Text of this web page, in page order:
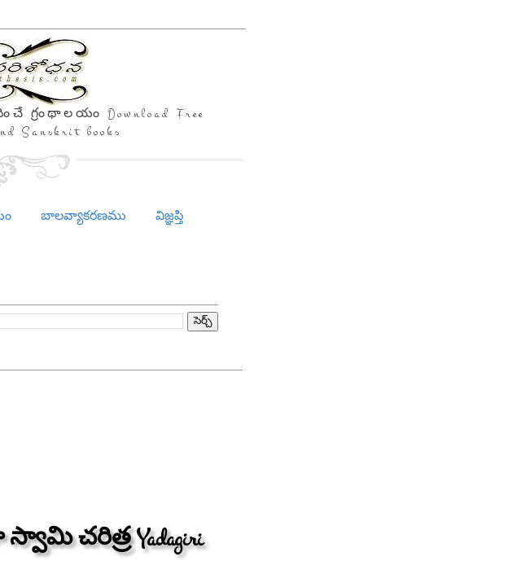
గ్రంథాలయం Download Free
Sanskrit books
బాలవ్యాకరణము విజ్ఞప్తి
చరిత్ర Yadagiri